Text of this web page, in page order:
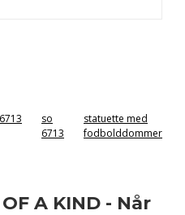
so
6713
statuette med
fodbolddommer
A KIND - Når